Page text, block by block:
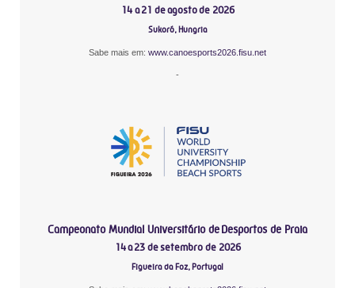
14 a 21 de agosto de 2026
Sukoró, Hungria
Sabe mais em: www.canoesports2026.fisu.net
-
Campeonato Mundial Universitário de Desportos de Praia
14 a 23 de setembro de 2026
Figueira da Foz, Portugal